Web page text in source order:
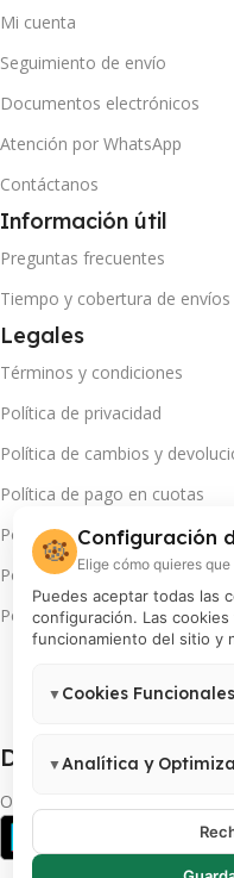
Mi cuenta
Seguimiento de envío
Documentos electrónicos
Atención por WhatsApp
Contáctanos
Información útil
Preguntas frecuentes
Tiempo y cobertura de envíos
Legales
Términos y condiciones
Política de privacidad
Política de cambios y
Política de pago en cuotas
Política de servicio técnico
Política de promociones
Política de cookies
Descarga App(s):
Obtén más de tu INSTAX
🍪 Configuración
Elige cómo quieres
Puedes aceptar todas las
configuración. Las
funcionamiento del sitio y
▼ Cookies Funcionales
sesión, preferencias de
▼Analítica y
mejorar la experiencia.
Manager y Meta Pixel.